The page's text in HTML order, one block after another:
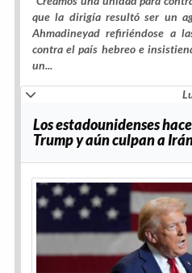
que la dirigía resultó ser un
Ahmadineyad refiriéndose a
contra el país hebreo e
un...
Los estadounidenses
Trump y aún culpan a